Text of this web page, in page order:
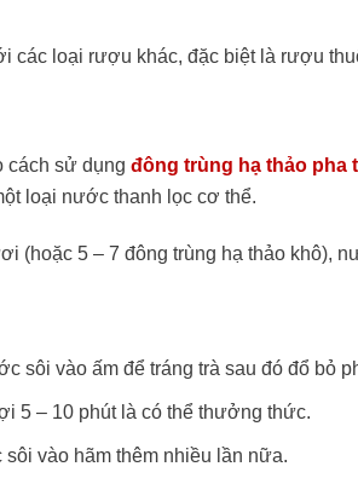
các loại rượu khác, đặc biệt là rượu
cách sử dụng đông trùng hạ thảo pha
loại nước thanh lọc cơ thể.
(hoặc 5 – 7 đông trùng hạ thảo khô),
sôi vào ấm để tráng trà sau đó đổ bỏ
5 – 10 phút là có thể thưởng thức.
vào hãm thêm nhiều lần nữa.